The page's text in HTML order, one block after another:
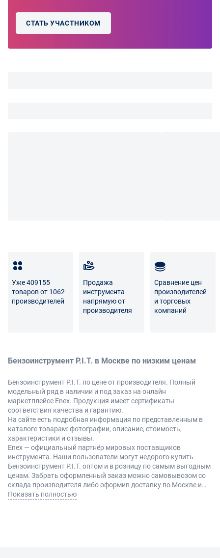
СТАТЬ УЧАСТНИКОМ
Уже 409155
товаров от 1062
производителей
Продажа
инструмента
напрямую от
производителя
Сравнение цен
производителей
и торговых
компаний
Бензоинструмент P.I.T. в Москве по низким ценам
Бензоинструмент P.I.T. по цене от производителя. Полный
модельный ряд в наличии и под заказ на онлайн
маркетплейсе Enex. Продукция имеет сертификаты
соответствия качества и гарантию.
На сайте есть подробная информация по представленным в
каталоге товарам: фотографии, описание, стоимость,
характеристики и отзывы.
Enex — официальный партнёр мировых поставщиков
инструмента. Наши пользователи могут недорого купить
Бензоинструмент P.I.T. оптом и в розницу по самым выгодным
ценам. Забрать оформленный заказ можно самовывозом со
склада производителя либо оформив доставку по Москве и
другие регионы России.
Показать полностью